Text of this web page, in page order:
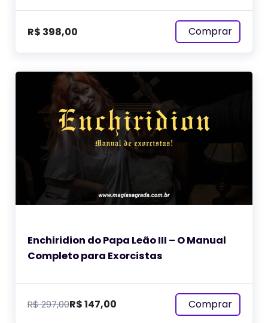
R$ 398,00 Comprar
Enchiridion do Papa Leão III – O Manual
Completo para Exorcistas
R$297,00R$147,00 Comprar